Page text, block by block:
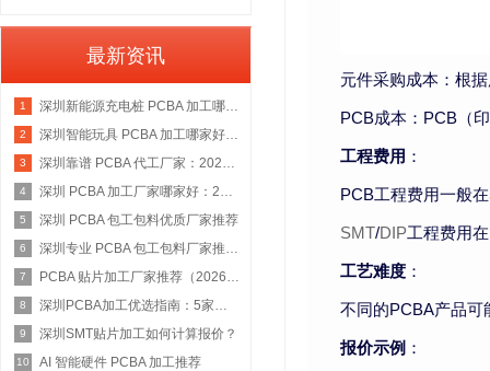
元件采购成本：根
PCB成本：PCB（
工程费用 ：
PCB工程费用一般
SMT/DIP工程费用
工艺难度 ：
不同的PCBA产品可
报价示例 ：
最新资讯
1 深圳新能源充电桩 PCBA 加工哪家好：2026 权威选型指南
2 深圳智能玩具 PCBA 加工哪家好：2026 权威选型指南
3 深圳靠谱 PCBA 代工厂家：2026 年权威选型指南
4 深圳 PCBA 加工厂家哪家好：2026 权威选型指南
5 深圳 PCBA 包工包料优质厂家推荐
6 深圳专业 PCBA 包工包料厂家推荐：2026 年权威选型指南
7 PCBA 贴片加工厂家推荐（2026 权威指南）
8 深圳PCBA加工优选指南：5家具备IATF 16949资质的源头工厂深度盘点
9 深圳SMT贴片加工如何计算报价？
10 AI 智能硬件 PCBA 加工推荐